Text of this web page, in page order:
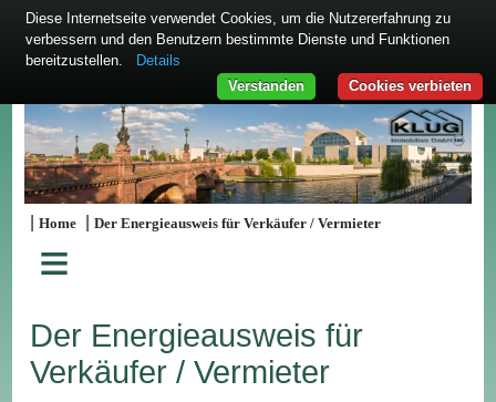
|Home |Der Energieausweis für Verkäufer / Vermieter
≡
Der Energieausweis für
Verkäufer / Vermieter
Diese Internetseite verwendet Cookies, um die Nutzererfahrung zu
verbessern und den Benutzern bestimmte Dienste und Funktionen
bereitzustellen.
Details
Cookies verbieten
Verstanden